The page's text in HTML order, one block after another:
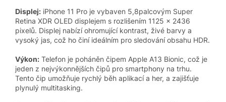
Displej: iPhone 11 Pro je vybaven 5,8palcovým Super
Retina XDR OLED displejem s rozlišením 1125 x 2436
pixelů. Displej nabízí ohromující kontrast, živé barvy a
vysoký jas, což ho činí ideálním pro sledování obsahu HDR.
Výkon: Telefon je poháněn čipem Apple A13 Bionic, což je
jeden z nejvýkonnějších čipů pro smartphony na trhu.
Tento čip umožňuje rychlý běh aplikací a her, a zajišťuje
plynulý multitasking.